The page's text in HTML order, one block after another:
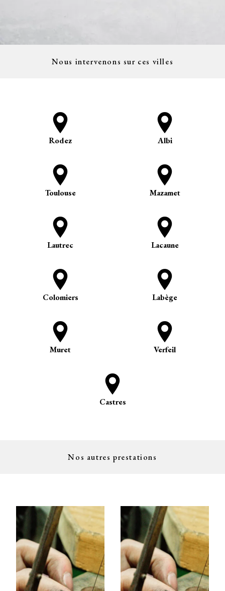
Nous intervenons sur ces villes
Rodez Albi
Toulouse Mazamet
Lautrec Lacaune
Colomiers Labège
Muret Verfeil
Castres
Nos autres prestations